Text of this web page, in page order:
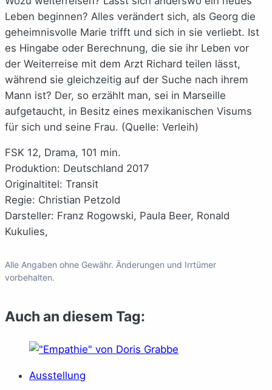
Leben beginnen? Alles verändert sich, als Georg die
geheimnisvolle Marie trifft und sich in sie verliebt. Ist
es Hingabe oder Berechnung, die sie ihr Leben vor
der Weiterreise mit dem Arzt Richard teilen lässt,
während sie gleichzeitig auf der Suche nach ihrem
Mann ist? Der, so erzählt man, sei in Marseille
aufgetaucht, in Besitz eines mexikanischen Visums
für sich und seine Frau. (Quelle: Verleih)
FSK 12, Drama, 101 min.
Produktion: Deutschland 2017
Originaltitel: Transit
Regie: Christian Petzold
Darsteller: Franz Rogowski, Paula Beer, Ronald
Kukulies,
Alle Angaben ohne Gewähr. Änderungen und Irrtümer
vorbehalten.
Auch an diesem Tag:
Ausstellung